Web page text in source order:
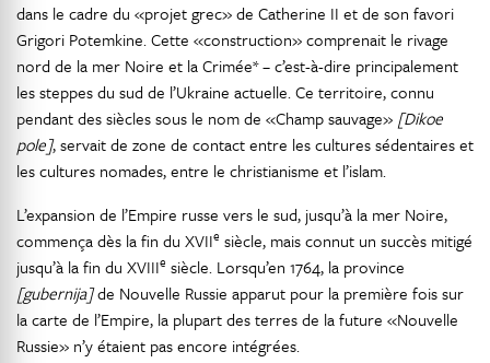
dans le cadre du «projet grec» de Catherine II et de son favori
Grigori Potemkine. Cette «construction» comprenait le rivage
nord de la mer Noire et la Crimée* – c’est-à-dire principalement
les steppes du sud de l’Ukraine actuelle. Ce territoire, connu
pendant des siècles sous le nom de «Champ sauvage» [Dikoe
pole], servait de zone de contact entre les cultures sédentaires et
les cultures nomades, entre le christianisme et l’islam.
L’expansion de l’Empire russe vers le sud, jusqu’à la mer Noire,
commença dès la fin du XVIIe siècle, mais connut un succès mitigé
jusqu’à la fin du XVIIIe siècle. Lorsqu’en 1764, la province
[gubernija]de Nouvelle Russie apparut pour la première fois sur
la carte de l’Empire, la plupart des terres de la future «Nouvelle
Russie» n’y étaient pas encore intégrées.